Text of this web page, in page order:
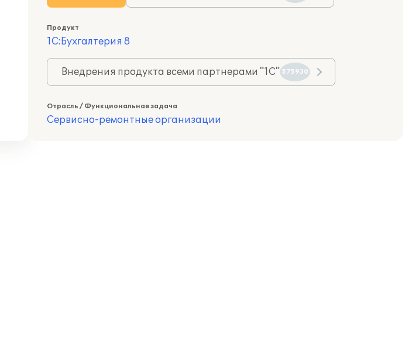
Продукт
1С:Бухгалтерия 8
Внедрения продукта всеми партнерами "1С" 575930
Отрасль / Функциональная задача
Сервисно-ремонтные организации